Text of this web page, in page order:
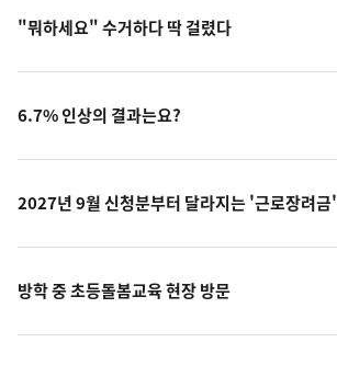
"뭐하세요" 수거하다 딱 걸렸다
6.7% 인상의 결과는요?
2027년 9월 신청분부터 달라지는 '근로장려금'
방학 중 초등돌봄교육 현장 방문